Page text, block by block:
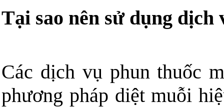
Tại sao nên sử dụng
Các dịch vụ phun thuốc
phương pháp diệt muỗi